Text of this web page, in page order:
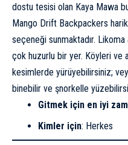
dostu tesisi olan Kaya Mawa
Mango Drift Backpackers
seçeneği sunmaktadır.
çok huzurlu bir yer. Köyleri ve
kesimlerde yürüyebilirsiniz;
binebilir ve şnorkelle
Gitmek için en iyi
Kimler için: Herkes